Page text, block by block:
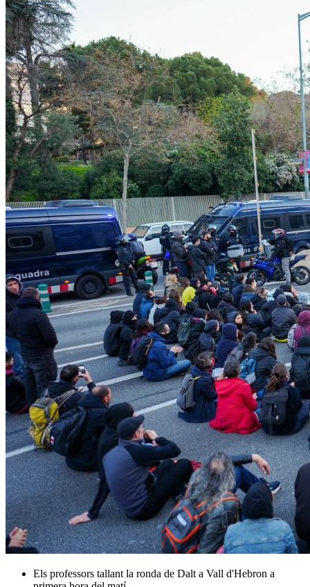
Els professors tallant la ronda de Dalt a Vall d'Hebron a